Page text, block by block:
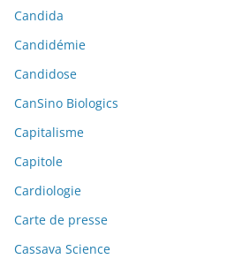
Candida
Candidémie
Candidose
CanSino Biologics
Capitalisme
Capitole
Cardiologie
Carte de presse
Cassava Science